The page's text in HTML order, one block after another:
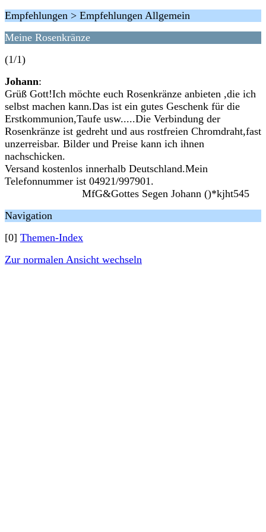
Empfehlungen > Empfehlungen Allgemein
Meine Rosenkränze
(1/1)
Johann:
Grüß Gott!Ich möchte euch Rosenkränze anbieten ,die ich
selbst machen kann.Das ist ein gutes Geschenk für die
Erstkommunion,Taufe usw.....Die Verbindung der
Rosenkränze ist gedreht und aus rostfreien Chromdraht,fast
unzerreisbar. Bilder und Preise kann ich ihnen
nachschicken.
Versand kostenlos innerhalb Deutschland.Mein
Telefonnummer ist 04921/997901.
MfG&Gottes Segen Johann ()*kjht545
Navigation
[0] Themen-Index
Zur normalen Ansicht wechseln